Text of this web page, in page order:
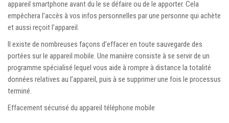
appareil smartphone avant du le se défaire ou de le apporter. Cela
empêchera l’accès à vos infos personnelles par une personne qui achète
et aussi reçoit l’appareil.
Il existe de nombreuses façons d’effacer en toute sauvegarde des
portées sur le appareil mobile. Une manière consiste à se servir de un
programme spécialisé lequel vous aide à rompre à distance la totalité
données relatives au l’appareil, puis à se supprimer une fois le processus
terminé.
Effacement sécurisé du appareil téléphone mobile